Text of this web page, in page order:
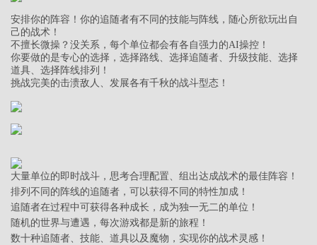
安排你的阵容！你的追随者有不同的技能与阵线，随心所欲玩出自
己的战术！
不擅长微操？没关系，每个单位都会有各自强力的AI操控！
你要做的是专心的选择，选择路线、选择追随者、升级技能、选择
道具、选择阵线排列！
挑战完美的击溃敌人、发展各有千秋的战斗型态！
大量单位的即时战斗，思考合理配置、组出达成战术的最佳阵容！
排列不同的阵线的追随者，可以获得不同的特性加成！
追随者在过程中可获得各种成长，成为独一无二的单位！
随机的世界与遭遇，每次游戏都是新的旅程！
数十种追随者、技能、道具以及魔物，实现你的战术灵感！